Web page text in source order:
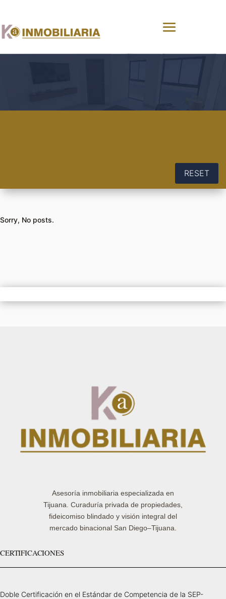
RESET
Sorry, No posts.
Asesoría inmobiliaria especializada en
Tijuana. Curaduría privada de propiedades,
fideicomiso blindado y visión integral del
mercado binacional San Diego–Tijuana.
CERTIFICACIONES
Doble Certificación en el Estándar de Competencia de la SEP-